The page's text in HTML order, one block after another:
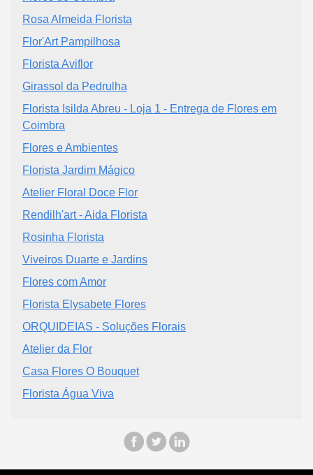
Rosa Almeida Florista
Flor'Art Pampilhosa
Florista Aviflor
Girassol da Pedrulha
Florista Isilda Abreu - Loja 1 - Entrega de Flores em
Coimbra
Flores e Ambientes
Florista Jardim Mágico
Atelier Floral Doce Flor
Rendilh'art - Aida Florista
Rosinha Florista
Viveiros Duarte e Jardins
Flores com Amor
Florista Elysabete Flores
ORQUIDEIAS - Soluções Florais
Atelier da Flor
Casa Flores O Bouquet
Florista Água Viva